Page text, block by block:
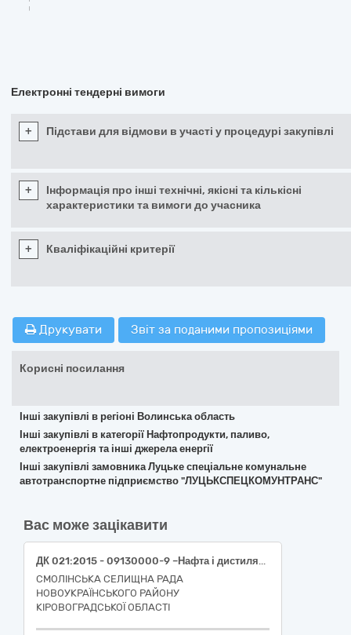
Електронні тендерні вимоги
+ Підстави для відмови в участі у процедурі закупівлі
+
Інформація про інші технічні, якісні та кількісні
характеристики та вимоги до учасника
+ Кваліфікаційні критерії
Друкувати Звіт за поданими пропозиціями
Корисні посилання
Інші закупівлі в регіоні Волинська область
Інші закупівлі в категорії Нафтопродукти, паливо,
електроенергія та інші джерела енергії
Інші закупівлі замовника Луцьке спеціальне комунальне
автотранспортне підприємство "ЛУЦЬКСПЕЦКОМУНТРАНС"
Вас може зацікавити
ДК 021:2015 - 09130000-9 –Нафта і дистиляти ((Бензин А-95 з рівнем екологічної безпеки Євро 5)
СМОЛІНСЬКА СЕЛИЩНА РАДА
НОВОУКРАЇНСЬКОГО РАЙОНУ
КІРОВОГРАДСЬКОЇ ОБЛАСТІ